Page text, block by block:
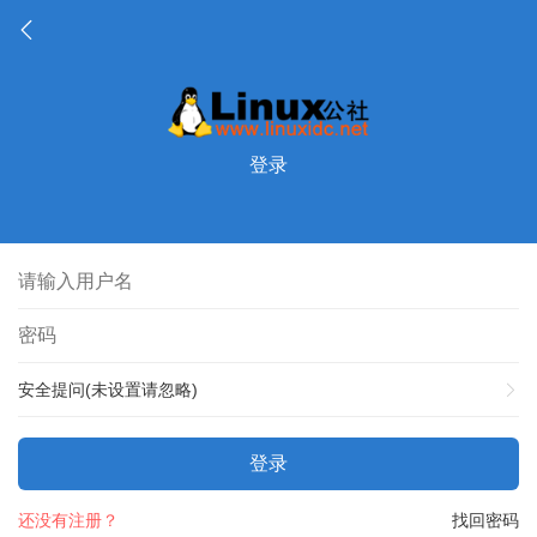
登录
安全提问(未设置请忽略)
登录
找回密码
还没有注册？